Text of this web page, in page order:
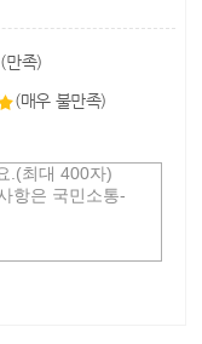
(만족)
(매우 불만족)